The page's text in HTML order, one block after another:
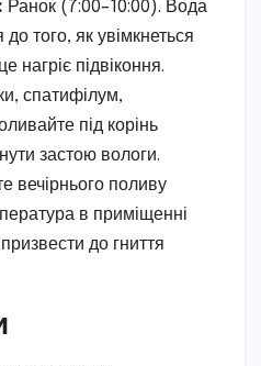
Ранок (7:00–10:00). Вода
до того, як увімкнеться
нагріє підвіконня.
спатифілум,
під корінь
застою вологи.
вечірнього поливу
в приміщенні
до гниття